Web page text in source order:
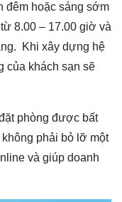
đêm hoặc sáng sớm
8.00 – 17.00 giờ và
Khi xây dựng hệ
của khách sạn sẽ
phòng được bất
phải bỏ lỡ một
và giúp doanh